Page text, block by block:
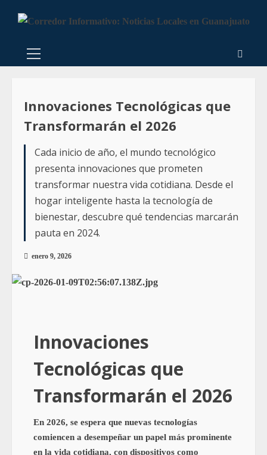
Innovaciones Tecnológicas que
Transformarán el 2026
Cada inicio de año, el mundo tecnológico
presenta innovaciones que prometen
transformar nuestra vida cotidiana. Desde el
hogar inteligente hasta la tecnología de
bienestar, descubre qué tendencias marcarán
pauta en 2024.
enero 9, 2026
Innovaciones
Tecnológicas que
Transformarán el 2026
En 2026, se espera que nuevas tecnologías
comiencen a desempeñar un papel más prominente
en la vida cotidiana, con dispositivos como